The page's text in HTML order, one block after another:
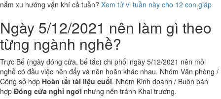
nắm xu hướng vận khí cả tuần? Xem tử vi tuần này cho 12 con giáp
Ngày 5/12/2021 nên làm gì theo
từng ngành nghề?
Trực Bế (ngày đóng cửa, bế tắc) chi phối ngày 5/12/2021 nên mỗi
nghề có đầu việc nên đẩy và nên hoãn khác nhau. Nhóm Văn phòng /
Công sở hợp Hoàn tất tài liệu cuối. Nhóm Kinh doanh / Buôn bán
hợp Đóng cửa nghỉ ngơi nhưng nên tránh Khai trương.